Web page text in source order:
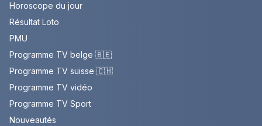
Horoscope du jour
Résultat Loto
PMU
Programme TV belge 🇧🇪
Programme TV suisse 🇨🇭
Programme TV vidéo
Programme TV Sport
Nouveautés